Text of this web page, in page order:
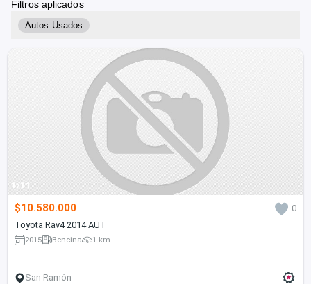
Filtros aplicados
Autos Usados
1/11
$10.580.000
0
Toyota Rav4 2014 AUT
2015 Bencina 1 km
San Ramón